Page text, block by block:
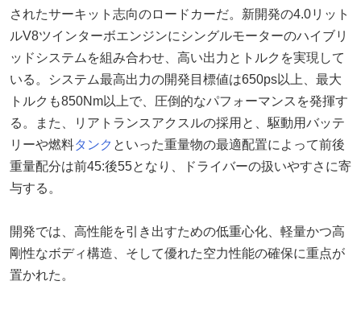
されたサーキット志向のロードカーだ。新開発の4.0リット
ルV8ツインターボエンジンにシングルモーターのハイブリ
ッドシステムを組み合わせ、高い出力とトルクを実現して
いる。システム最高出力の開発目標値は650ps以上、最大
トルクも850Nm以上で、圧倒的なパフォーマンスを発揮す
る。また、リアトランスアクスルの採用と、駆動用バッテ
リーや燃料タンク といった重量物の最適配置によって前後
重量配分は前45:後55となり、ドライバーの扱いやすさに寄
与する。
開発では、高性能を引き出すための低重心化、軽量かつ高
剛性なボディ構造、そして優れた空力性能の確保に重点が
置かれた。